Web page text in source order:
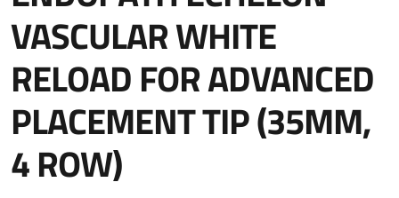
VASCULAR WHITE
RELOAD FOR ADVANCED
PLACEMENT TIP (35MM,
4 ROW)